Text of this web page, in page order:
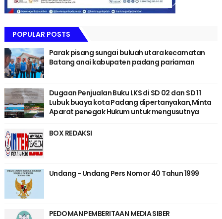
POPULAR POSTS
Parak pisang sungai buluah utara kecamatan
Batang anai kabupaten padang pariaman
Dugaan Penjualan Buku LKS di SD 02 dan SD 11
Lubuk buaya kota Padang dipertanyakan,Minta
Aparat penegak Hukum untuk mengusutnya
BOX REDAKSI
Undang - Undang Pers Nomor 40 Tahun 1999
PEDOMAN PEMBERITAAN MEDIA SIBER